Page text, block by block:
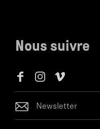
Nous suivre
Newsletter